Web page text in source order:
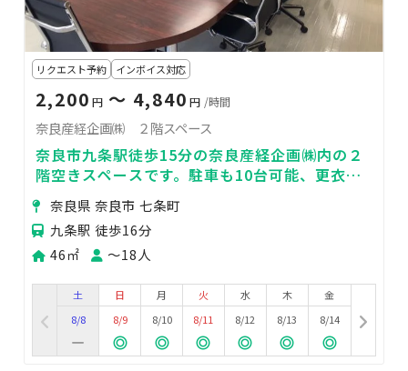
リクエスト予約 インボイス対応
2,200 円 〜 4,840 円 /時間
奈良産経企画㈱ ２階スペース
奈良市九条駅徒歩15分の奈良産経企画㈱内の２
階空きスペースです。駐車も10台可能、更衣室
も使用OK。会議・文化教室・集会に。
奈良県 奈良市 七条町
九条駅 徒歩16分
46㎡
〜18人
土
8/8
日
8/9
月
8/10
火
8/11
水
8/12
木
8/13
金
8/14